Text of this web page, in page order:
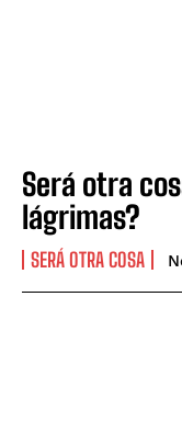
Será otra
lágrimas?
SERÁ OTRA COSA